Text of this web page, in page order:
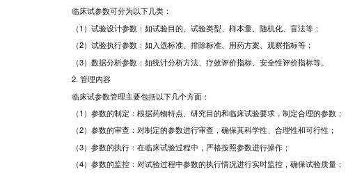
临床试参数可分为以下几类：
（1）试验设计参数：如试验目的、试验类型、样本量、随机化、盲法等；
（2）试验执行参数：如入选标准、排除标准、用药方案、观察指标等；
（3）数据分析参数：如统计分析方法、疗效评价指标、安全性评价指标等。
2. 管理内容
临床试参数管理主要包括以下几个方面：
（1）参数的制定：根据药物特点、研究目的和临床试验要求，制定合理的参数；
（2）参数的审查：对制定的参数进行审查，确保其科学性、合理性和可行性；
（3）参数的执行：在临床试验过程中，严格按照参数进行操作；
（4）参数的监控：对试验过程中参数的执行情况进行实时监控，确保试验质量；